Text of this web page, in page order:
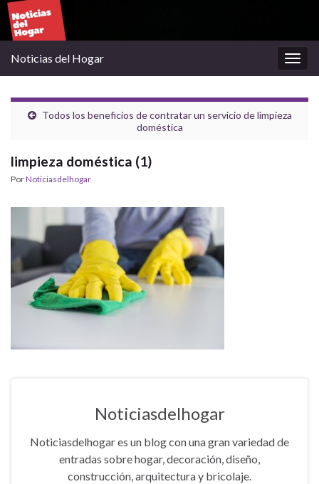
la
Noticias del Hogar
Todos los beneficios de contratar un servicio de limpieza
doméstica
limpieza doméstica (1)
PorNoticiasdelhogar
Noticiasdelhogar
Noticiasdelhogar es un blog con una gran variedad de
entradas sobre hogar, decoración, diseño,
construcción, arquitectura y bricolaje.